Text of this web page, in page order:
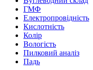
ГМФ
Електропровідність
Кислотність
Колір
Вологість
Пилковий аналіз
Падь